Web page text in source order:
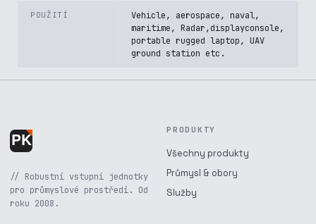
POUŽITÍ
Vehicle, aerospace, naval,
maritime, Radar,displayconsole,
portable rugged laptop, UAV
ground station etc.
// Robustní vstupní jednotky
pro průmyslové prostředí. Od
roku 2008.
PRODUKTY
Všechny produkty
Průmysl & obory
Služby